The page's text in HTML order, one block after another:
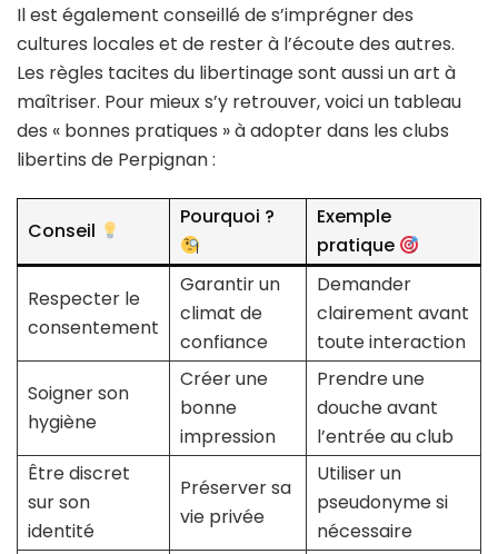
Il est également conseillé de s’imprégner des
cultures locales et de rester à l’écoute des autres.
Les règles tacites du libertinage sont aussi un art à
maîtriser. Pour mieux s’y retrouver, voici un tableau
des « bonnes pratiques » à adopter dans les clubs
libertins de Perpignan :
Conseil
Pourquoi ?
Exemple
pratique
Respecter le
consentement
Garantir un
climat de
confiance
Demander
clairement avant
toute interaction
Soigner son
hygiène
Créer une
bonne
impression
Prendre une
douche avant
l’entrée au club
Être discret
sur son
identité
Préserver sa
vie privée
Utiliser un
pseudonyme si
nécessaire